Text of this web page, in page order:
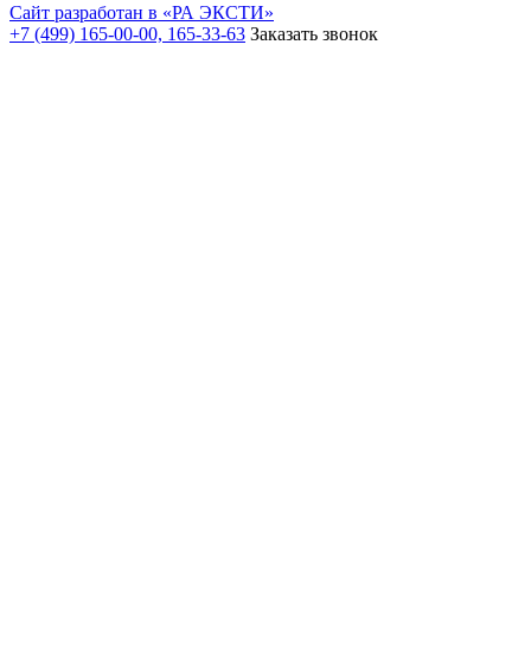
Сайт разработан в «РА ЭКСТИ»
+7 (499) 165-00-00, 165-33-63 Заказать звонок